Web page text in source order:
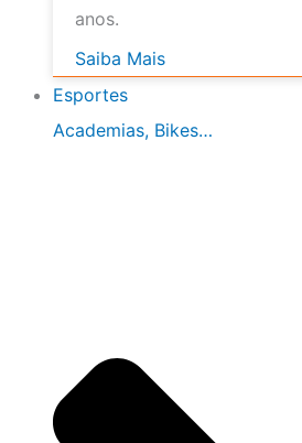
anos.
Saiba Mais
Esportes
Academias, Bikes…